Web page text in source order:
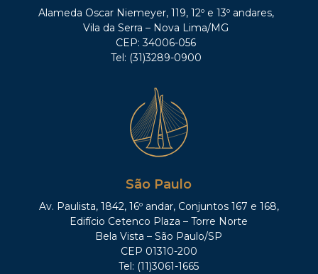
Alameda Oscar Niemeyer, 119, 12º e 13º andares,
Vila da Serra – Nova Lima/MG
CEP: 34006-056
Tel: (31)3289-0900
São Paulo
Av. Paulista, 1842, 16º andar, Conjuntos 167 e 168,
Edifício Cetenco Plaza – Torre Norte
Bela Vista – São Paulo/SP
CEP 01310-200
Tel: (11)3061-1665